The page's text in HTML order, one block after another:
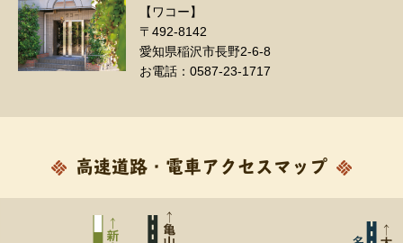
【ワコー】
〒492-8142
愛知県稲沢市長野2-6-8
お電話：0587-23-1717
高速道路・電車アクセスマップ